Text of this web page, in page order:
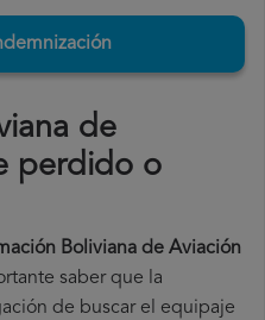
de
perdido o
Boliviana de Aviación
saber que la
de buscar el equipaje